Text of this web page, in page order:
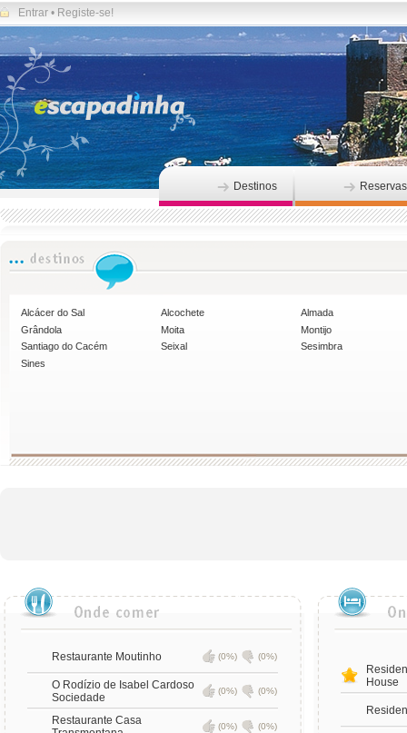
Entrar • Registe-se!
Destinos Reservas
Alcácer do Sal Alcochete
Almada
Grândola
Moita
Montijo
Santiago do Cacém
Seixal
Sesimbra
Sines
Restaurante Moutinho (0%) (0%)
O Rodízio de Isabel Cardoso
Sociedade
(0%) (0%)
Restaurante Casa
(0%) (0%)
House